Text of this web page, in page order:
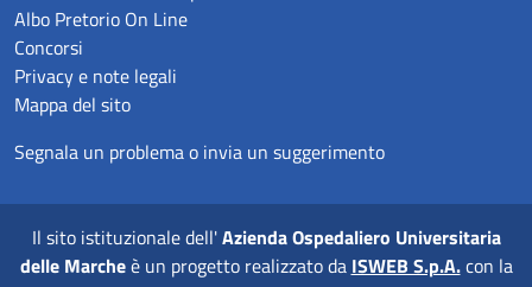
Albo Pretorio On Line
Concorsi
Privacy e note legali
Mappa del sito
Segnala un problema o invia un suggerimento
Il sito istituzionale dell'Azienda Ospedaliero Universitaria
delle Marcheè un progetto realizzato da ISWEB S.p.A.con la